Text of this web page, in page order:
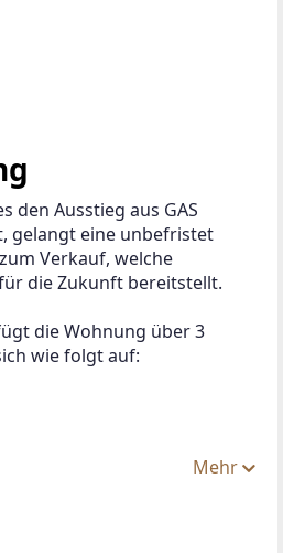
den Ausstieg aus GAS
gelangt eine unbefristet
Verkauf, welche
die Zukunft bereitstellt.
die Wohnung über 3
wie folgt auf:
Mehr